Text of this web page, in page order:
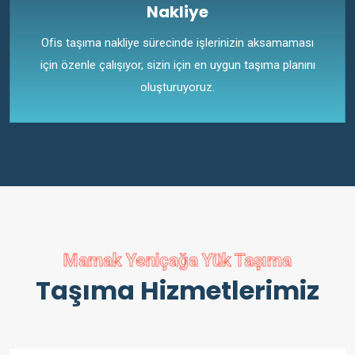
Nakliye
Ofis taşıma nakliye sürecinde işlerinizin aksamaması
için özenle çalışıyor, sizin için en uygun taşıma planını
oluşturuyoruz.
Mamak Yeniçağa Yük Taşıma
Taşıma Hizmetlerimiz